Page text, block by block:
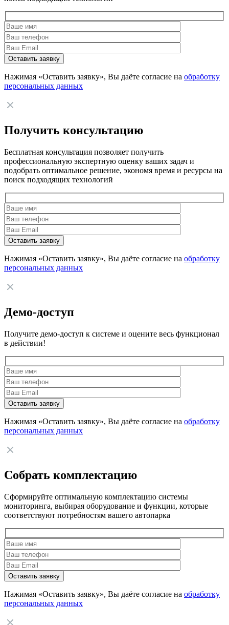
Нажимая «Оставить заявку», Вы даёте согласие на обработку
персональных данных
Получить консультацию
Бесплатная консультация позволяет получить
профессиональную экспертную оценку ваших задач и
подобрать оптимальное решение, экономя время и ресурсы на
поиск подходящих технологий
Нажимая «Оставить заявку», Вы даёте согласие на обработку
персональных данных
Демо-доступ
Получите демо-доступ к системе и оцените весь функционал
в действии!
Нажимая «Оставить заявку», Вы даёте согласие на обработку
персональных данных
Собрать комплектацию
Сформируйте оптимальную комплектацию системы
мониторинга, выбирая оборудование и функции, которые
соответствуют потребностям вашего автопарка
Нажимая «Оставить заявку», Вы даёте согласие на обработку
персональных данных